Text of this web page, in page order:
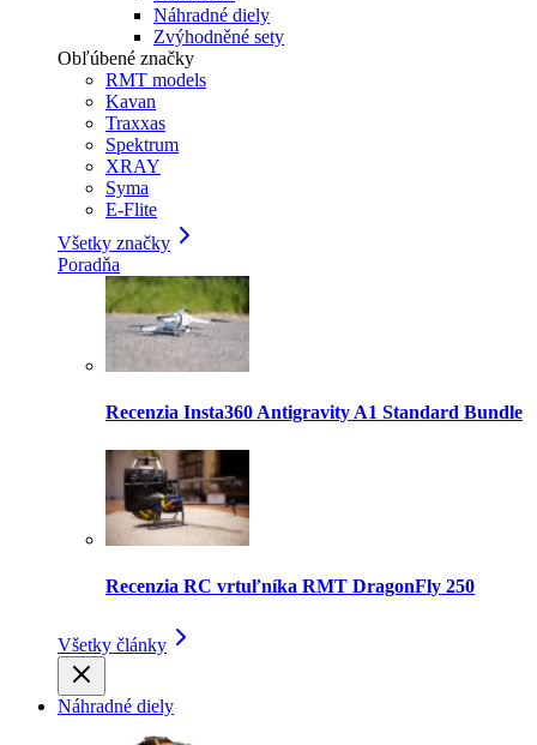
Náhradné diely
Zvýhodněné sety
Obľúbené značky
RMT models
Kavan
Traxxas
Spektrum
XRAY
Syma
E-Flite
Všetky značky
Poradňa
Recenzia Insta360 Antigravity A1 Standard Bundle
Recenzia RC vrtuľníka RMT DragonFly 250
Všetky články
Náhradné diely